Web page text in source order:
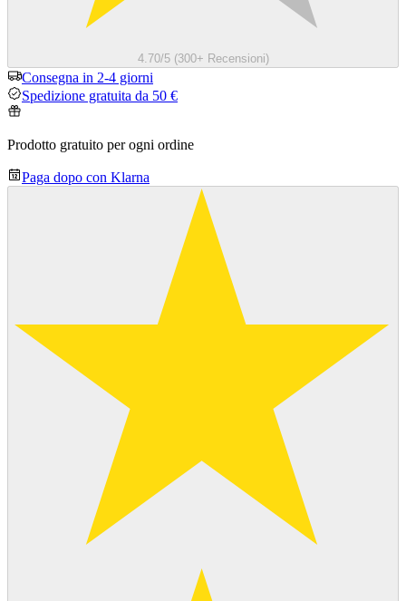
4.70/5 (300+ Recensioni)
Consegna in 2-4 giorni
Spedizione gratuita da 50 €
Prodotto gratuito per ogni ordine
Paga dopo con Klarna